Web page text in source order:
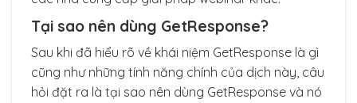
Tại sao nên dùng GetResponse?
Sau khi đã hiểu rõ về khái niệm GetResponse là gì
cũng như những tính năng chính của dịch này, câu
hỏi đặt ra là tại sao nên dùng GetResponse và nó